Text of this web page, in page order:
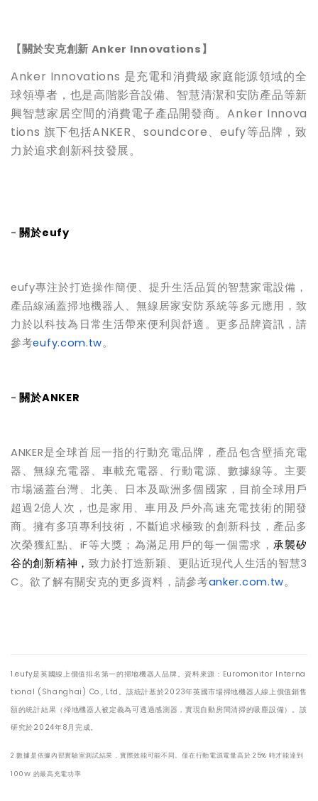
【關於安克創新 Anker Innovations 】
Anker Innovations 是充電和消費級家庭能源領域的全
球領導者，也是高階影音設備、智慧清潔和安防產品等新
興智慧家居空間的消費電子產品開發商。Anker Innova
tions 旗下包括ANKER、soundcore、eufy等品牌，致
力於追求創新科技發展。
-關於eufy
eufy專注於打造操作簡便、提升生活品質的智慧家電設備，
產品線涵蓋掃地機器人、無線居家安防系統等多元應用，致
力於以科技為日常生活帶來便利與舒適。更多品牌資訊，請
參考eufy.com.tw。
-關於ANKER
ANKER是全球首屈一指的行動充電品牌，產品包含壁插充電
器、無線充電器、車載充電器、行動電源、數據線等。主要
市場涵蓋台灣、北美、日本及歐洲多個國家，目前全球用戶
超過 2億人次，也是家用、車用及戶外高速充電技術的開發
商。擁有多項專利技術，不斷追求極致的創新科技，產品多
次榮獲紅點、 iF等大獎；為滿足用戶的每一個需求， 承襲矽
谷的創新精神， 致力於打造新穎、更貼近現代人生活的智慧3
C。欲了解有關安克的更多資料，請參考anker.com.tw。
1.eufy是英國線上價值排名第一的掃地機器人品牌。資料來源： Euromonitor Interna
tional (Shanghai) Co., Ltd 。該統計基於2023年英國市場掃地機器人線上價值銷售
額的統計結果（掃地機器人被定義為可透過感測器，實現自動房間清掃的吸塵設備）。該
研究於2024年8 月完成。
2.數據是依據內部實驗室測試結果，實際效能可能不同。僅在行動電源電量高於 25% 時才能達到
100W 的最高充電功率